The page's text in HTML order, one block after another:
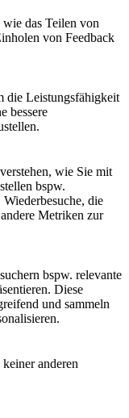
das Teilen von
von Feedback
die Leistungsfähigkeit
bessere
wie Sie mit
bspw.
die
Metriken zur
bspw. relevante
Diese
und sammeln
anderen